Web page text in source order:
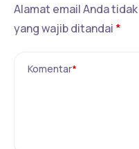
Alamat email Anda
yang wajib ditandai *
Komentar*